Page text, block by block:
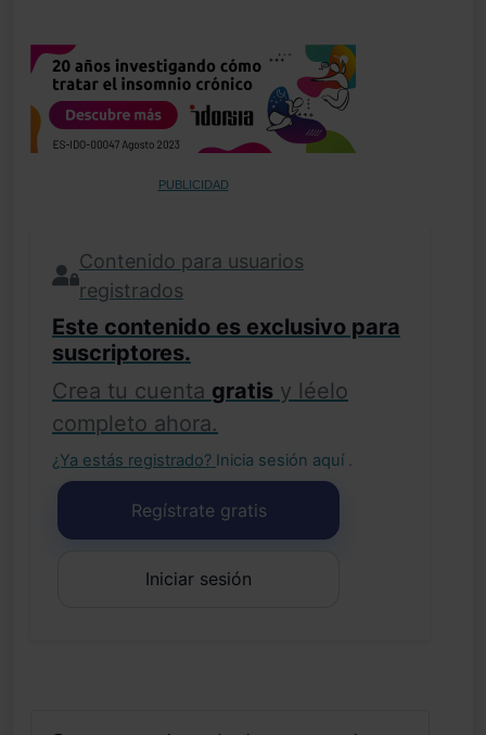
PUBLICIDAD
Contenido para usuarios
registrados
Este contenido es exclusivo para
suscriptores.
Crea tu cuenta gratis y léelo
completo ahora.
¿Ya estás registrado? Inicia sesión aquí .
Regístrate gratis
Iniciar sesión